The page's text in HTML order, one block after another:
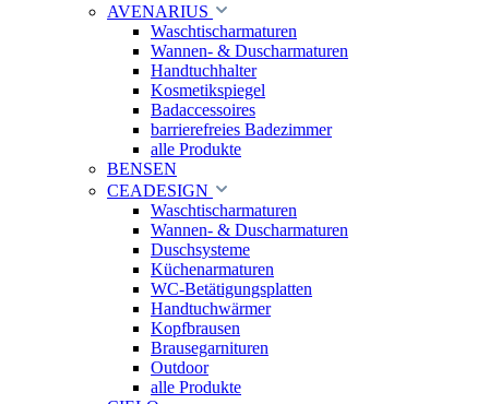
AVENARIUS
Waschtischarmaturen
Wannen- & Duscharmaturen
Handtuchhalter
Kosmetikspiegel
Badaccessoires
barrierefreies Badezimmer
alle Produkte
BENSEN
CEADESIGN
Waschtischarmaturen
Wannen- & Duscharmaturen
Duschsysteme
Küchenarmaturen
WC-Betätigungsplatten
Handtuchwärmer
Kopfbrausen
Brausegarnituren
Outdoor
alle Produkte